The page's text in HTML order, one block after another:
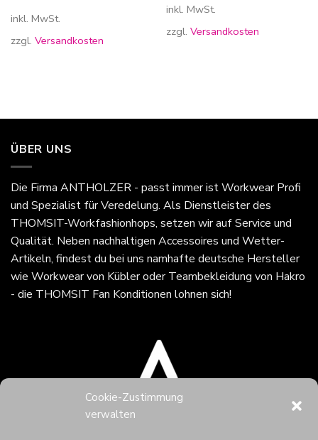
Cookie-Zustimmung
verwalten
inkl. MwSt.
zzgl. Versandkosten
inkl. MwSt.
zzgl. Versandkosten
ÜBER UNS
Die Firma ANTHOLZER - passt immerist Workwear Profi
und Spezialist für Veredelung. Als Dienstleister des
THOMSIT-Workfashionhops, setzen wir auf Service und
Qualität. Neben nachhaltigen Accessoires und Wetter-
Artikeln, findest du bei uns namhafte deutsche Hersteller
wie Workwear von Kübler oder Teambekleidung von Hakro
- die THOMSIT Fan Konditionen lohnen sich!